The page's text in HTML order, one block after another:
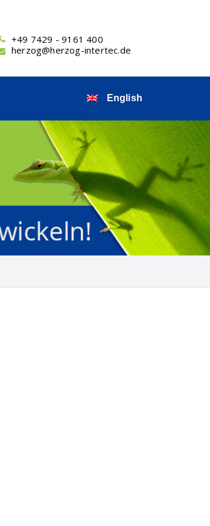
+49 7429 - 9161 400
herzog@herzog-intertec.de
English